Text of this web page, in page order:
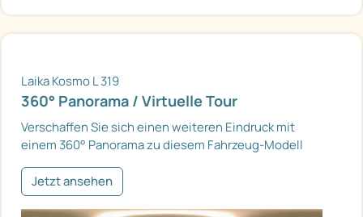
Laika Kosmo L 319
360° Panorama / Virtuelle Tour
Verschaffen Sie sich einen weiteren Eindruck mit
einem 360° Panorama zu diesem Fahrzeug-Modell
Jetzt ansehen